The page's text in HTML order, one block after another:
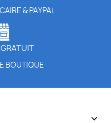
& PAYPAL
BOUTIQUE
